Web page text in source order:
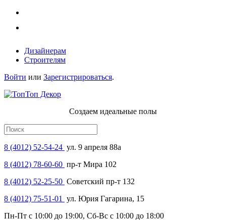
Дизайнерам
Строителям
Войти или Зарегистрироваться.
Создаем идеальные полы
8 (4012) 52-54-24 ул. 9 апреля 88а
8 (4012) 78-60-60 пр-т Мира 102
8 (4012) 52-25-50 Советский пр-т 132
8 (4012) 75-51-01
ул. Юрия Гагарина, 15
Пн-Пт с 10:00 до 19:00, Сб-Вс с 10:00 до 18:00